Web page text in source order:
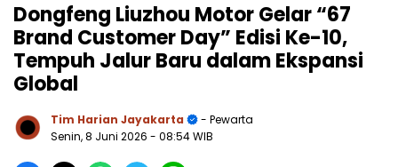
Dongfeng Liuzhou Motor Gelar “67
Brand Customer Day” Edisi Ke-10,
Tempuh Jalur Baru dalam Ekspansi
Global
Tim Harian Jayakarta
- Pewarta
Senin, 8 Juni 2026 - 08:54 WIB